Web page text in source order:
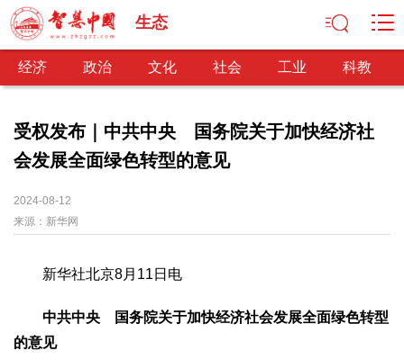
生态
经济 政治 文化 社会 工业 科教
经济
经济观察
经济转型
网文推荐
文化
受权发布｜中共中央 国务院关于加快经济社
会发展全面绿色转型的意见
2024-08-12
来源： 新华网
新华社北京8月11日电
中共中央 国务院关于加快经济社会发展全面绿色转型
的意见